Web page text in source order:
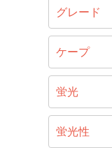
グレード
ケープ
蛍光
蛍光性